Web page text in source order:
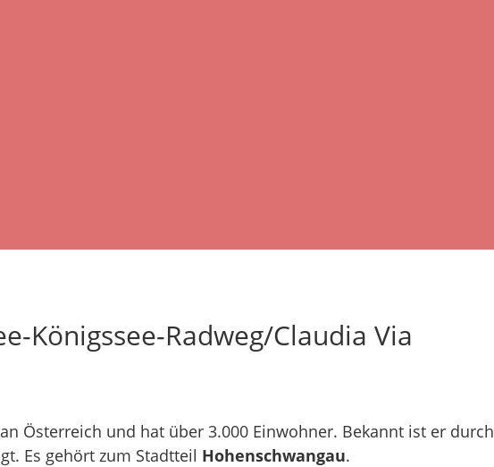
Königssee-Radweg/Claudia Via
Österreich und hat über 3.000 Einwohner. Bekannt ist er durch
Es gehört zum Stadtteil Hohenschwangau.